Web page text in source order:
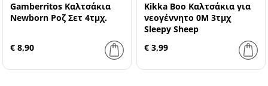
Gamberritos Καλτσάκια
Newborn Ροζ Σετ 4τμχ.
€ 8,90
Kikka Boo Καλτσάκια για
νεογέννητο 0Μ 3τμχ
Sleepy Sheep
€ 3,99